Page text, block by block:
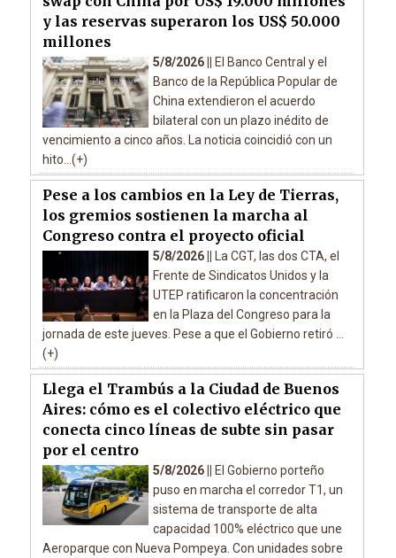
y las reservas superaron los US$ 50.000
millones
5/8/2026 ||
El Banco Central y el
Banco de la República Popular de
China extendieron el acuerdo
bilateral con un plazo inédito de
vencimiento a cinco años. La noticia coincidió con un
hito...(+)
Pese a los cambios en la Ley de Tierras,
los gremios sostienen la marcha al
Congreso contra el proyecto oficial
5/8/2026 ||
La CGT, las dos CTA, el
Frente de Sindicatos Unidos y la
UTEP ratificaron la concentración
en la Plaza del Congreso para la
jornada de este jueves. Pese a que el Gobierno retiró ...
(+)
Llega el Trambús a la Ciudad de Buenos
Aires: cómo es el colectivo eléctrico que
conecta cinco líneas de subte sin pasar
por el centro
5/8/2026 ||
El Gobierno porteño
puso en marcha el corredor T1, un
sistema de transporte de alta
capacidad 100% eléctrico que une
Aeroparque con Nueva Pompeya. Con unidades sobre